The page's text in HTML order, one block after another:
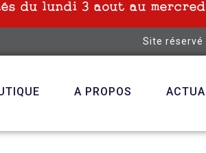
du lundi 3 aout au
Site réservé
A PROPOS